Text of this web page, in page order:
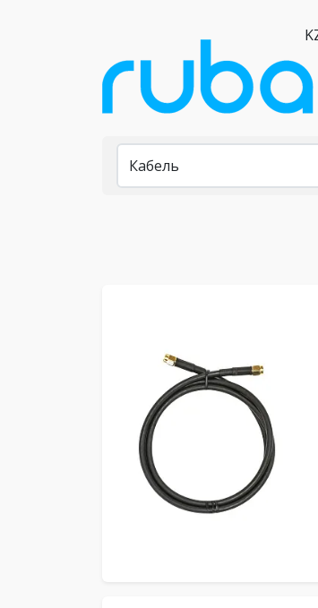
Каталог